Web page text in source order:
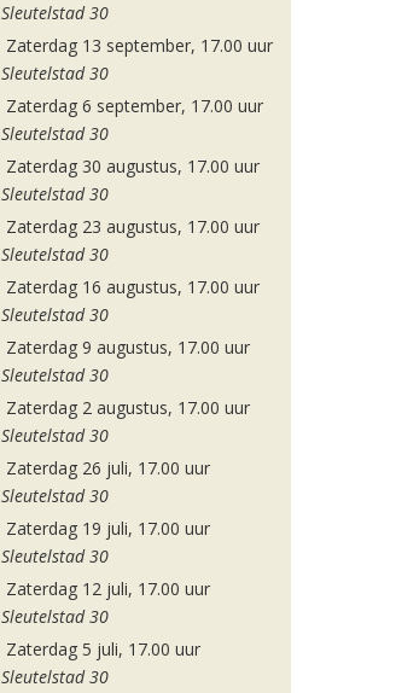
Sleutelstad 30
Zaterdag 13 september, 17.00 uur
Sleutelstad 30
Zaterdag 6 september, 17.00 uur
Sleutelstad 30
Zaterdag 30 augustus, 17.00 uur
Sleutelstad 30
Zaterdag 23 augustus, 17.00 uur
Sleutelstad 30
Zaterdag 16 augustus, 17.00 uur
Sleutelstad 30
Zaterdag 9 augustus, 17.00 uur
Sleutelstad 30
Zaterdag 2 augustus, 17.00 uur
Sleutelstad 30
Zaterdag 26 juli, 17.00 uur
Sleutelstad 30
Zaterdag 19 juli, 17.00 uur
Sleutelstad 30
Zaterdag 12 juli, 17.00 uur
Sleutelstad 30
Zaterdag 5 juli, 17.00 uur
Sleutelstad 30